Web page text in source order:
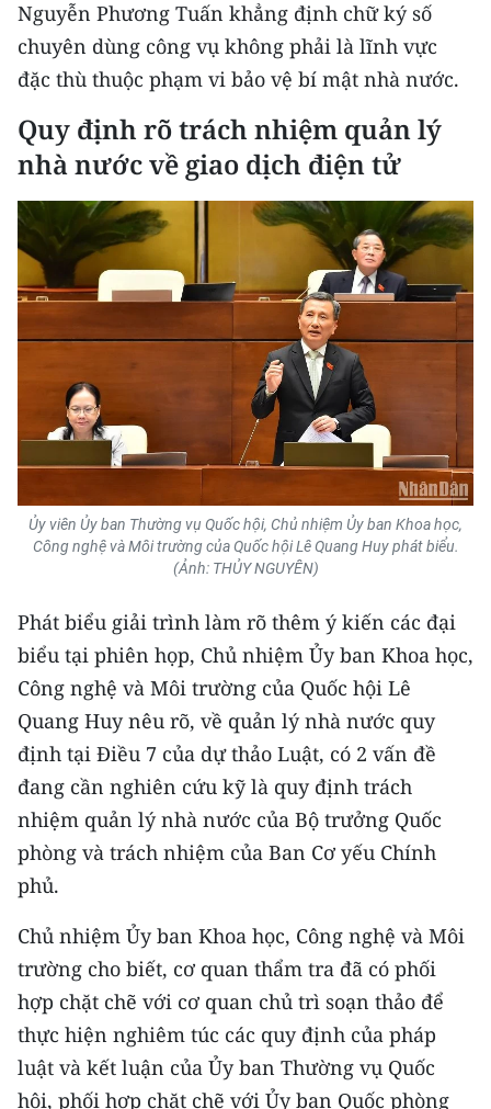
Nguyễn Phương Tuấn khẳng định chữ ký số
chuyên dùng công vụ không phải là lĩnh vực
đặc thù thuộc phạm vi bảo vệ bí mật nhà nước.
Quy định rõ trách nhiệm quản lý
nhà nước về giao dịch điện tử
Ủy viên Ủy ban Thường vụ Quốc hội, Chủ nhiệm Ủy ban Khoa học,
Công nghệ và Môi trường của Quốc hội Lê Quang Huy phát biểu.
(Ảnh: THỦY NGUYÊN)
Phát biểu giải trình làm rõ thêm ý kiến các đại
biểu tại phiên họp, Chủ nhiệm Ủy ban Khoa học,
Công nghệ và Môi trường của Quốc hội Lê
Quang Huy nêu rõ, về quản lý nhà nước quy
định tại Điều 7 của dự thảo Luật, có 2 vấn đề
đang cần nghiên cứu kỹ là quy định trách
nhiệm quản lý nhà nước của Bộ trưởng Quốc
phòng và trách nhiệm của Ban Cơ yếu Chính
phủ.
Chủ nhiệm Ủy ban Khoa học, Công nghệ và Môi
trường cho biết, cơ quan thẩm tra đã có phối
hợp chặt chẽ với cơ quan chủ trì soạn thảo để
thực hiện nghiêm túc các quy định của pháp
luật và kết luận của Ủy ban Thường vụ Quốc
hội, phối hợp chặt chẽ với Ủy ban Quốc phòng